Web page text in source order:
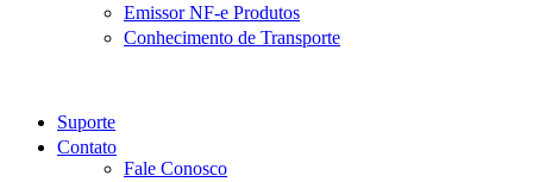
Emissor NF-e Produtos
Conhecimento de Transporte
Suporte
Contato
Fale Conosco